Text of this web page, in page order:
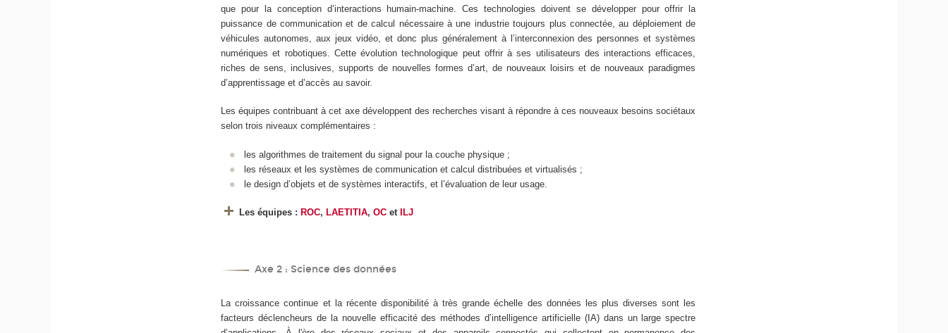
que pour la conception d’interactions humain-machine. Ces technologies doivent se développer pour offrir la
puissance de communication et de calcul nécessaire à une industrie toujours plus connectée, au déploiement de
véhicules autonomes, aux jeux vidéo, et donc plus généralement à l’interconnexion des personnes et systèmes
numériques et robotiques. Cette évolution technologique peut offrir à ses utilisateurs des interactions efficaces,
riches de sens, inclusives, supports de nouvelles formes d’art, de nouveaux loisirs et de nouveaux paradigmes
d’apprentissage et d’accès au savoir.
Les équipes contribuant à cet axe développent des recherches visant à répondre à ces nouveaux besoins sociétaux
selon trois niveaux complémentaires :
les algorithmes de traitement du signal pour la couche physique ;
les réseaux et les systèmes de communication et calcul distribuées et virtualisés ;
le design d’objets et de systèmes interactifs, et l’évaluation de leur usage.
Les équipes : ROC, LAETITIA,OC et ILJ
Axe 2 : Science des données
La croissance continue et la récente disponibilité à très grande échelle des données les plus diverses sont les
facteurs déclencheurs de la nouvelle efficacité des méthodes d’intelligence artificielle (IA) dans un large spectre